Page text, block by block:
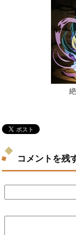
コメントを残